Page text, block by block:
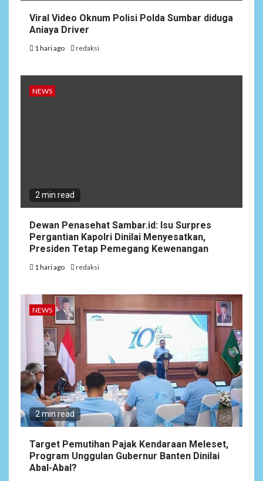
Viral Video Oknum Polisi Polda Sumbar diduga
Aniaya Driver
1 hari ago redaksi
NEWS
2 min read
Dewan Penasehat Sambar.id: Isu Surpres
Pergantian Kapolri Dinilai Menyesatkan,
Presiden Tetap Pemegang Kewenangan
1 hari ago redaksi
NEWS
2 min read
Target Pemutihan Pajak Kendaraan Meleset,
Program Unggulan Gubernur Banten Dinilai
Abal-Abal?